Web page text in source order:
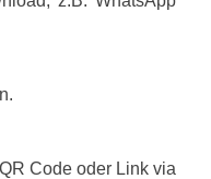
Code oder Link via